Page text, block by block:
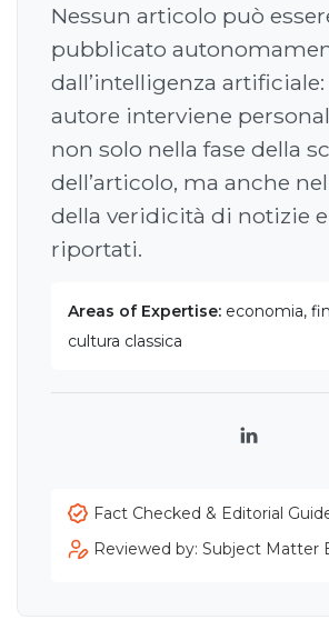
Nessun articolo può
pubblicato
dall’intelligenza
autore interviene
non solo nella fase della
dell’articolo, ma anche
della veridicità di notizie
riportati.
Areas of Expertise: economia,
cultura classica
LinkedIn
Fact Checked & Editorial
Reviewed by: Subject Matter